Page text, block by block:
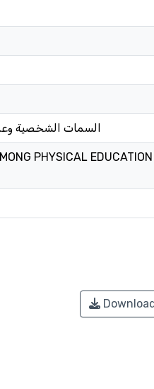
السمات الشخصية
PHYSICAL EDUCATION